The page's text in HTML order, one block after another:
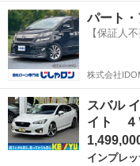
ｔｈ バックカメ
ラ ＥＴＣ２．０
ヒーター付き電動黒
革シート 追従型ク
ルコン ＬＥＤライ
ト フォグ オート
ライト 純正アル
ミ スマートキー
（検10.4）
ト
ー
チ
パート
【保証人
株式会社
スバル
イト ４
インプレ